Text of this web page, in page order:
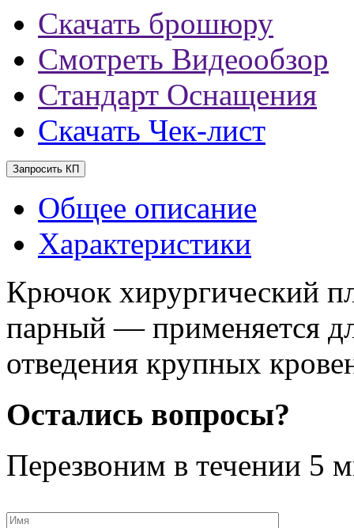
Скачать брошюру
Смотреть Видеообзор
Стандарт Оснащения
Скачать Чек-лист
Запросить КП
Общее описание
Характеристики
Крючок хирургический
парный — применяется
отведения крупных
Остались вопросы?
Перезвоним в течении 5